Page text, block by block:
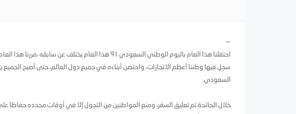
—
احتفلنا هذا العام باليوم الوطني السعودي ٩١ هذا العام
سجل فيها وطننا أعظم الانجازات، واحتضن أبناءه في جميع دول العالم، حتى أصبح الجميع
السعودي.
خلال الجائحة تم تعليق السفر، ومنع المواطنين من التجول إلا في أوقات محدده حفاظا